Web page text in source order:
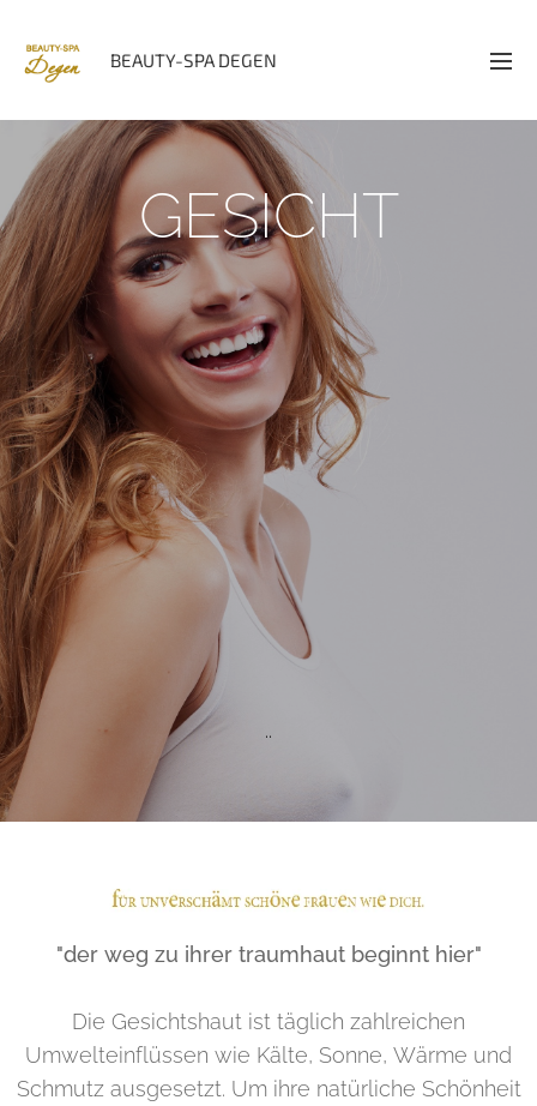
BEAUTY-SPA DEGEN
GESICHT
..
"der weg zu ihrer traumhaut beginnt hier"
Die Gesichtshaut ist täglich zahlreichen
Umwelteinflüssen wie Kälte, Sonne, Wärme und
Schmutz ausgesetzt. Um ihre natürliche Schönheit